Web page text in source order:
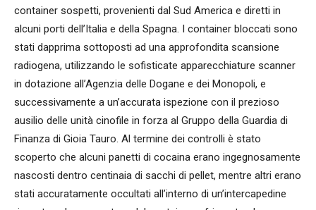
container sospetti, provenienti dal Sud America e diretti in
alcuni porti dell’Italia e della Spagna. I container bloccati sono
stati dapprima sottoposti ad una approfondita scansione
radiogena, utilizzando le sofisticate apparecchiature scanner
in dotazione all’Agenzia delle Dogane e dei Monopoli, e
successivamente a un’accurata ispezione con il prezioso
ausilio delle unità cinofile in forza al Gruppo della Guardia di
Finanza di Gioia Tauro. Al termine dei controlli è stato
scoperto che alcuni panetti di cocaina erano ingegnosamente
nascosti dentro centinaia di sacchi di pellet, mentre altri erano
stati accuratamente occultati all’interno di un’intercapedine